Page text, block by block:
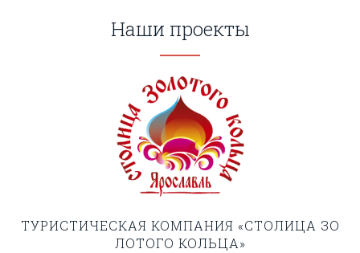
Наши проекты
ТУРИСТИЧЕСКАЯ КОМПАНИЯ «СТОЛИЦА ЗО
ЛОТОГО КОЛЬЦА»